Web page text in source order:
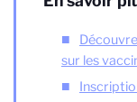
sur les